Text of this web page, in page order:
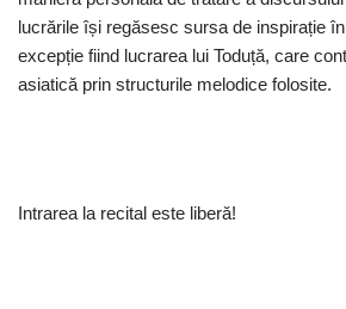
lucrările își regăsesc sursa de inspirație
excepție fiind lucrarea lui Toduță, care
asiatică prin structurile melodice folosite.
Intrarea la recital este liberă!